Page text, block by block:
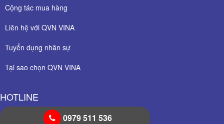
Cộng tác mua hàng
Liên hệ với QVN VINA
Tuyển dụng nhân sự
Tại sao chọn QVN VINA
HOTLINE
0979 511 536